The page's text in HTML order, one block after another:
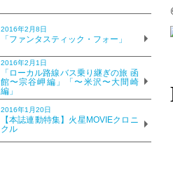
2016年2月8日
「ファンタスティック・フォー」
2016年2月1日
「ローカル路線バス乗り継ぎの旅 函
館〜宗谷岬編」「〜米沢〜大間崎
編」
2016年1月20日
【本誌連動特集】火星MOVIEクロニ
クル